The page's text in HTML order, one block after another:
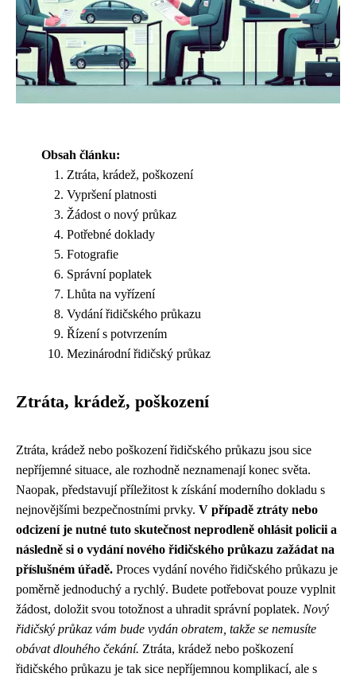
Obsah článku:
Ztráta, krádež, poškození
Vypršení platnosti
Žádost o nový průkaz
Potřebné doklady
Fotografie
Správní poplatek
Lhůta na vyřízení
Vydání řidičského průkazu
Řízení s potvrzením
Mezinárodní řidičský průkaz
Ztráta, krádež, poškození
Ztráta, krádež nebo poškození řidičského průkazu jsou sice
nepříjemné situace, ale rozhodně neznamenají konec světa.
Naopak, představují příležitost k získání moderního dokladu s
nejnovějšími bezpečnostními prvky. V případě ztráty nebo
odcizení je nutné tuto skutečnost neprodleně ohlásit policii a
následně si o vydání nového řidičského průkazu zažádat na
příslušném úřadě. Proces vydání nového řidičského průkazu je
poměrně jednoduchý a rychlý. Budete potřebovat pouze vyplnit
žádost, doložit svou totožnost a uhradit správní poplatek. Nový
řidičský průkaz vám bude vydán obratem, takže se nemusíte
obávat dlouhého čekání. Ztráta, krádež nebo poškození
řidičského průkazu je tak sice nepříjemnou komplikací, ale s